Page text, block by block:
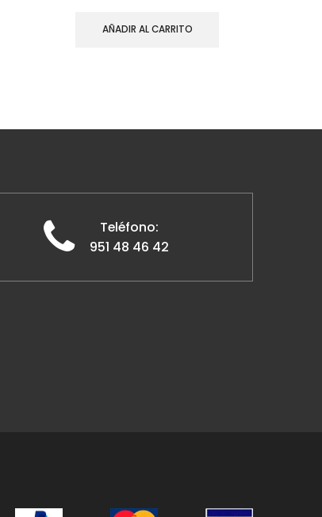
AÑADIR AL CARRITO
Teléfono:
951 48 46 42